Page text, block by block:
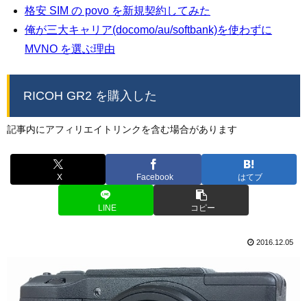
格安 SIM の povo を新規契約してみた
俺が三大キャリア(docomo/au/softbank)を使わずに
MVNO を選ぶ理由
RICOH GR2 を購入した
記事内にアフィリエイトリンクを含む場合があります
X Facebook はてブ
LINE コピー
2016.12.05